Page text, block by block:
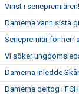
Vinst i seriepremiären!
Damerna vann sista
Seriepremiär för
Vi söker
Damerna inledde
Damerna deltog i